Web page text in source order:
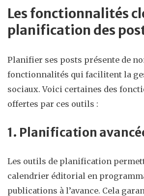
Les fonctionnalités
planification des
Planifier ses posts présente de
fonctionnalités qui facilitent la
sociaux. Voici certaines des
offertes par ces outils :
1. Planification
Les outils de planification
calendrier éditorial en
publications à l’avance. Cela